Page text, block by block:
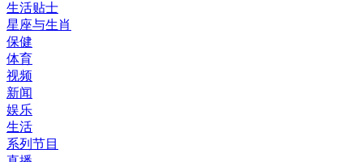
生活贴士
星座与生肖
保健
体育
视频
新闻
娱乐
生活
系列节目